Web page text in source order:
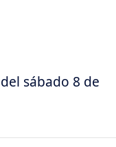
sábado 8 de